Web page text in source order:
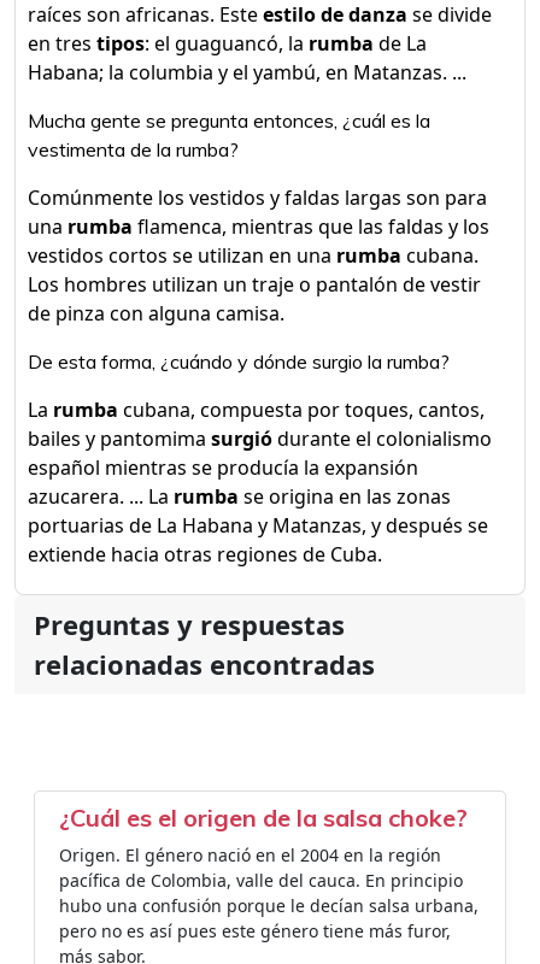
raíces son africanas. Esteestilo de danza se divide
en tres tipos: el guaguancó, la rumba de La
Habana; la columbia y el yambú, en Matanzas. ...
Mucha gente se pregunta entonces, ¿cuál es la
vestimenta de la rumba?
Comúnmente los vestidos y faldas largas son para
una rumba flamenca, mientras que las faldas y los
vestidos cortos se utilizan en una rumba cubana.
Los hombres utilizan un traje o pantalón de vestir
de pinza con alguna camisa.
De esta forma, ¿cuándo y dónde surgio la rumba?
La rumba cubana, compuesta por toques, cantos,
bailes y pantomima surgiódurante el colonialismo
español mientras se producía la expansión
azucarera. ... La rumba se origina en las zonas
portuarias de La Habana y Matanzas, y después se
extiende hacia otras regiones de Cuba.
Preguntas y respuestas
relacionadas encontradas
¿Cuál es el origen de la salsa choke?
Origen. El género nació en el 2004 en la región
pacífica de Colombia, valle del cauca. En principio
hubo una confusión porque le decían salsa urbana,
pero no es así pues este género tiene más furor,
más sabor.